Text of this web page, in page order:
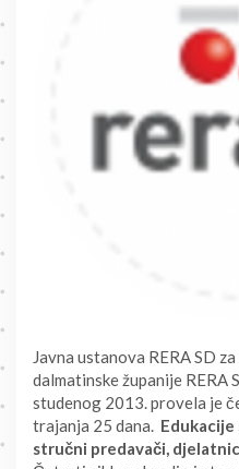
Javna ustanova RERA SD
dalmatinske županije RERA
studenog 2013. provela je
trajanja 25 dana.
stručni predavači, djelatnici